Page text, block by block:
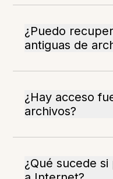
¿Puedo
antiguas de
¿Hay acceso
archivos?
¿Qué sucede